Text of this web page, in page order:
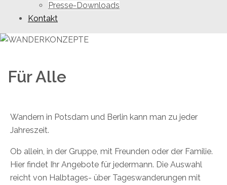
Presse-Downloads
Kontakt
Für Alle
Wandern in Potsdam und Berlin kann man zu jeder
Jahreszeit.
Ob allein, in der Gruppe, mit Freunden oder der Familie.
Hier findet Ihr Angebote für jedermann. Die Auswahl
reicht von Halbtages- über Tageswanderungen mit